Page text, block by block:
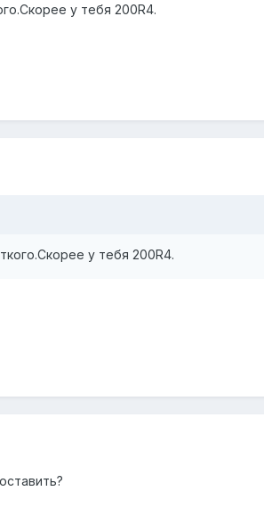
у тебя 200R4.
у тебя 200R4.